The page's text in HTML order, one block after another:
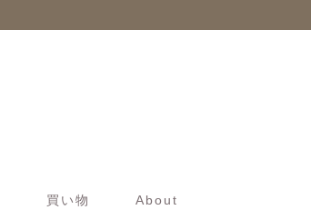
買い物 About